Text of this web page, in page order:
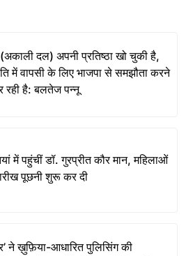
(अकाली दल) अपनी प्रतिष्ठा खो चुकी है,
में वापसी के लिए भाजपा से समझौता करने
रही है: बलतेज पन्नू
में पहुंचीं डॉ. गुरप्रीत कौर मान, महिलाओं
पूछनी शुरू कर दी
ने ख़ुफ़िया-आधारित पुलिसिंग की